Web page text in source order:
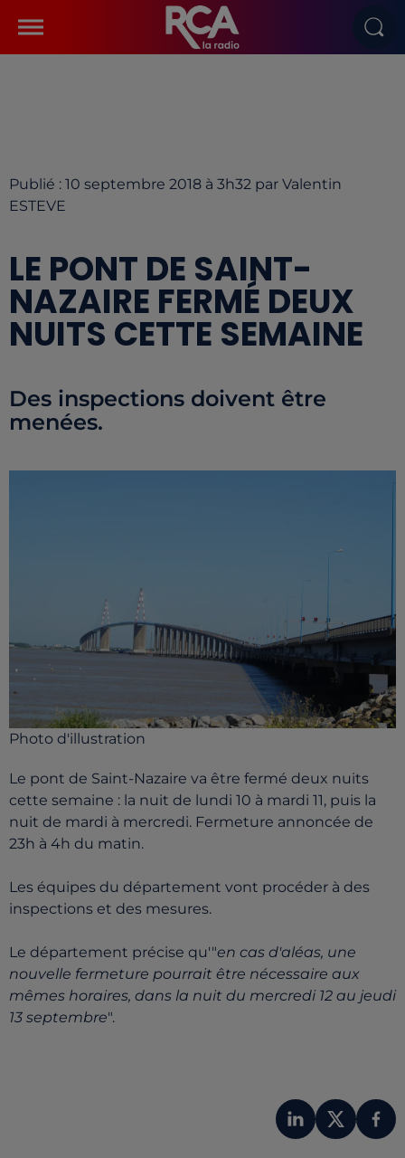
Publié : 10 septembre 2018 à 3h32 par Valentin
ESTEVE
LE PONT DE SAINT-
NAZAIRE FERMÉ DEUX
NUITS CETTE SEMAINE
Des inspections doivent être
menées.
Photo d'illustration
Le pont de Saint-Nazaire va être fermé deux nuits
cette semaine : la nuit de lundi 10 à mardi 11, puis la
nuit de mardi à mercredi. Fermeture annoncée de
23h à 4h du matin.
Les équipes du département vont procéder à des
inspections et des mesures.
Le département précise qu'"en cas d'aléas, une
nouvelle fermeture pourrait être nécessaire aux
mêmes horaires, dans la nuit du mercredi 12 au jeudi
13 septembre".